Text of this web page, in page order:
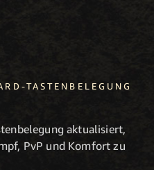
TASTENBELEGUNG
aktualisiert,
PvP und Komfort zu